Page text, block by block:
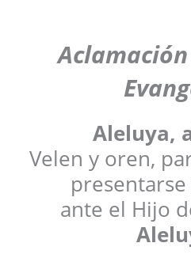
Aleluya,
Velen y oren,
ante el Hijo